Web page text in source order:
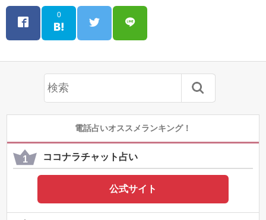
0
電話占いオススメランキング！
ココナラチャット占い
公式サイト